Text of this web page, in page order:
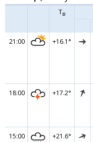
Тв
21:00
+16.1°
18:00 +17.2°
15:00 +21.6°